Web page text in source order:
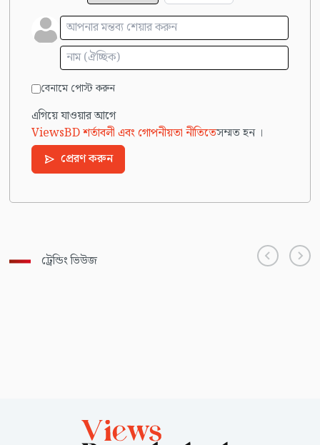
বেনামে পোস্ট করুন
এগিয়ে যাওয়ার আগে
ViewsBD শর্তাবলী এবং গোপনীয়তা নীতিতেসম্মত হন ।
প্রেরণ করুন
ট্রেন্ডিং ভিউজ